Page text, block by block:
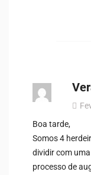
Boa tarde,
Somos 4
dividir com
processo de